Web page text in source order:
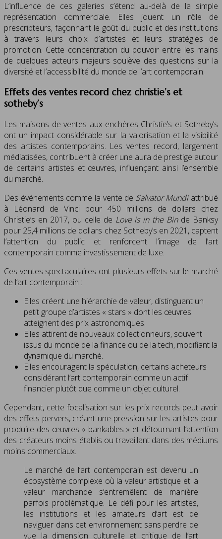
L’influence de ces galeries s’étend au-delà de la simple
représentation commerciale. Elles jouent un rôle de
prescripteurs, façonnant le goût du public et des institutions
à travers leurs choix d’artistes et leurs stratégies de
promotion. Cette concentration du pouvoir entre les mains
de quelques acteurs majeurs soulève des questions sur la
diversité et l’accessibilité du monde de l’art contemporain.
Effets des ventes record chez christie’s et
sotheby’s
Les maisons de ventes aux enchères Christie’s et Sotheby’s
ont un impact considérable sur la valorisation et la visibilité
des artistes contemporains. Les ventes record, largement
médiatisées, contribuent à créer une aura de prestige autour
de certains artistes et œuvres, influençant ainsi l’ensemble
du marché.
Des événements comme la vente de Salvator Mundiattribué
à Léonard de Vinci pour 450 millions de dollars chez
Christie’s en 2017, ou celle de Love is in the Binde Banksy
pour 25,4 millions de dollars chez Sotheby’s en 2021, captent
l’attention du public et renforcent l’image de l’art
contemporain comme investissement de luxe.
Ces ventes spectaculaires ont plusieurs effets sur le marché
de l’art contemporain :
Elles créent une hiérarchie de valeur, distinguant un
petit groupe d’artistes « stars » dont les œuvres
atteignent des prix astronomiques.
Elles attirent de nouveaux collectionneurs, souvent
issus du monde de la finance ou de la tech, modifiant la
dynamique du marché.
Elles encouragent la spéculation, certains acheteurs
considérant l’art contemporain comme un actif
financier plutôt que comme un objet culturel.
Cependant, cette focalisation sur les prix records peut avoir
des effets pervers, créant une pression sur les artistes pour
produire des œuvres « bankables » et détournant l’attention
des créateurs moins établis ou travaillant dans des médiums
moins commerciaux.
Le marché de l’art contemporain est devenu un
écosystème complexe où la valeur artistique et la
valeur marchande s’entremêlent de manière
parfois problématique. Le défi pour les artistes,
les institutions et les amateurs d’art est de
naviguer dans cet environnement sans perdre de
vue la dimension culturelle et critique de l’art